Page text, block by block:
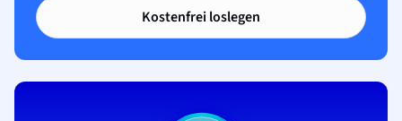
Kostenfrei loslegen